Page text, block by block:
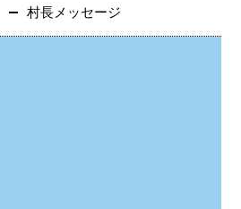
村長メッセージ